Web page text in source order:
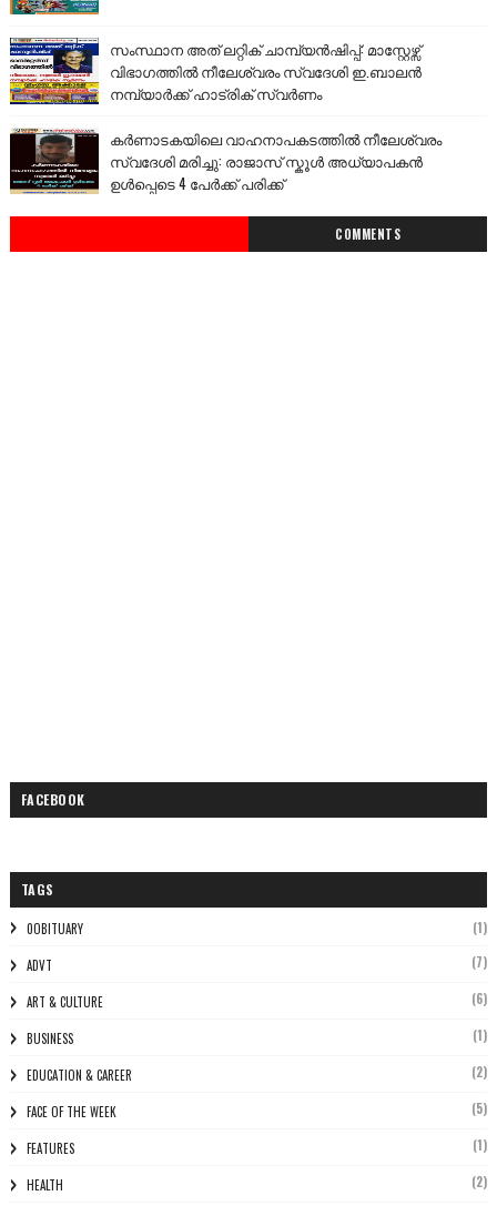
സംസ്ഥാന അത് ലറ്റിക് ചാമ്പ്യൻഷിപ്പ്: മാസ്റ്റേഴ്സ്
വിഭാഗത്തിൽ നീലേശ്വരം സ്വദേശി ഇ.ബാലൻ
നമ്പ്യാർക്ക് ഹാട്രിക് സ്വർണം
കർണാടകയിലെ വാഹനാപകടത്തിൽ നീലേശ്വരം
സ്വദേശി മരിച്ചു: രാജാസ് സ്കൂൾ അധ്യാപകൻ
ഉൾപ്പെടെ 4 പേർക്ക് പരിക്ക്
COMMENTS
FACEBOOK
TAGS
0OBITUARY (1)
ADVT (7)
ART & CULTURE (6)
BUSINESS (1)
EDUCATION & CAREER (2)
FACE OF THE WEEK (5)
FEATURES (1)
HEALTH (2)